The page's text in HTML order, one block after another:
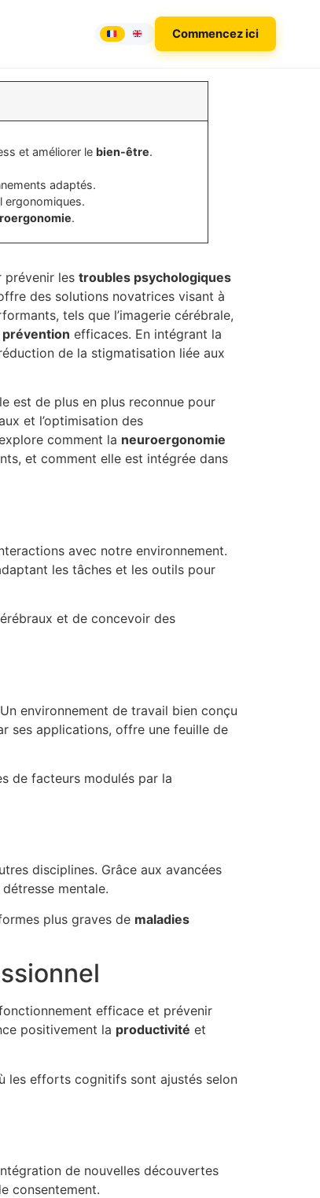
Commencez ici
et améliorer le bien-être.
adaptés.
ergonomiques.
.
prévenir les troubles psychologiques
des solutions novatrices visant à
tels que l’imagerie cérébrale,
prévention efficaces. En intégrant la
de la stigmatisation liée aux
est de plus en plus reconnue pour
et l’optimisation des
comment la neuroergonomie
et comment elle est intégrée dans
avec notre environnement.
les tâches et les outils pour
et de concevoir des
environnement de travail bien conçu
ses applications, offre une feuille de
de facteurs modulés par la
disciplines. Grâce aux avancées
mentale.
plus graves de maladies
efficace et prévenir
positivement la productivité et
les efforts cognitifs sont ajustés selon
de nouvelles découvertes
consentement.